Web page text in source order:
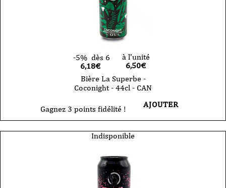
-5% dès 6
6,18€
à l'unité
6,50€
Bière La Superbe -
Coconight - 44cl - CAN
Gagnez 3 points fidélité ! AJOUTER
Indisponible